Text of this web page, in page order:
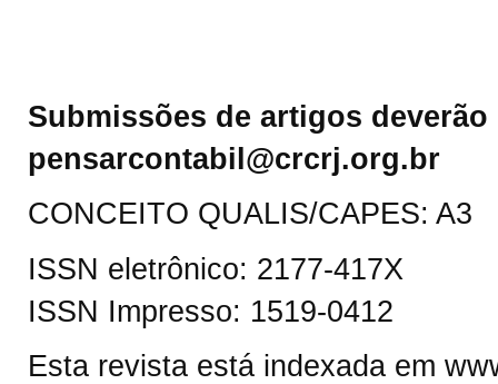
Submissões de artigos
pensarcontabil@crcrj.org.br
CONCEITO QUALIS/CAPES: A3
ISSN eletrônico: 2177-417X
ISSN Impresso: 1519-0412
Esta revista está indexada em